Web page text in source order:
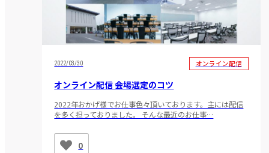
2022/03/30 オンライン配信
オンライン配信 会場選定のコツ
2022年おかげ様でお仕事色々頂いております。主には配信
を多く担っておりました。 そんな最近のお仕事…
0